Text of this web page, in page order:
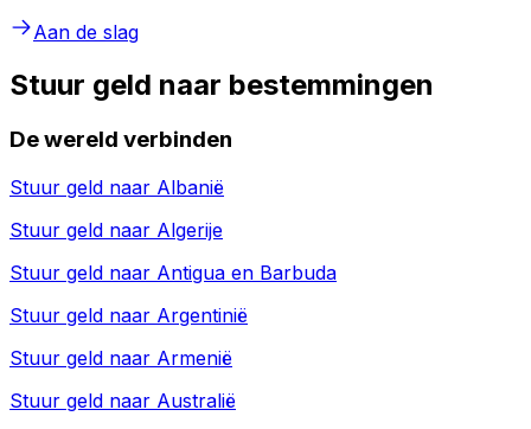
Aan de slag
Stuur geld naar bestemmingen
De wereld verbinden
Stuur geld naar Albanië
Stuur geld naar Algerije
Stuur geld naar Antigua en Barbuda
Stuur geld naar Argentinië
Stuur geld naar Armenië
Stuur geld naar Australië